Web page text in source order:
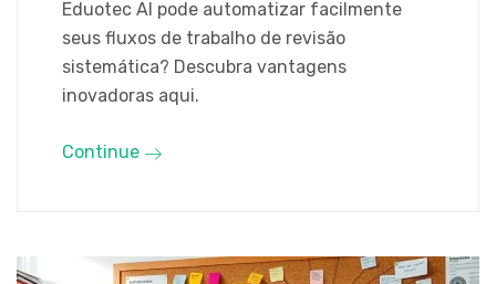
Eduotec AI pode automatizar facilmente
seus fluxos de trabalho de revisão
sistemática? Descubra vantagens
inovadoras aqui.
Continue